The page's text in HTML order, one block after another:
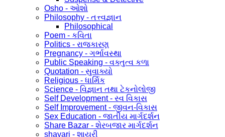
Osho - ઓશો
Philosophy - તત્ત્વજ્ઞાન
Philosophical
Poem - કવિતા
Politics - રાજકારણ
Pregnancy - ગર્ભાવસ્થા
Public Speaking - વક્તુત્વ કળા
Quotation - સુવાક્યો
Religious - ધાર્મિક
Science - વિજ્ઞાન તથા ટેકનોલોજી
Self Development - સ્વ વિકાસ
Self Improvement - જીવન-વિકાસ
Sex Education - જાતીય માર્ગદર્શન
Share Bazar - શેરબજાર માર્ગદર્શન
shayari - શાયરી